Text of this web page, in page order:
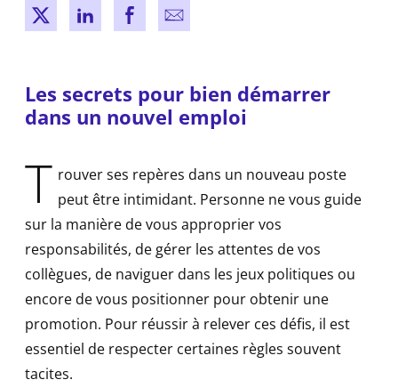
New windowNew window
New windowNew window
Les secrets pour bien démarrer
dans un nouvel emploi
T rouver ses repères dans un nouveau poste
peut être intimidant. Personne ne vous guide
sur la manière de vous approprier vos
responsabilités, de gérer les attentes de vos
collègues, de naviguer dans les jeux politiques ou
encore de vous positionner pour obtenir une
promotion. Pour réussir à relever ces défis, il est
essentiel de respecter certaines règles souvent
tacites.